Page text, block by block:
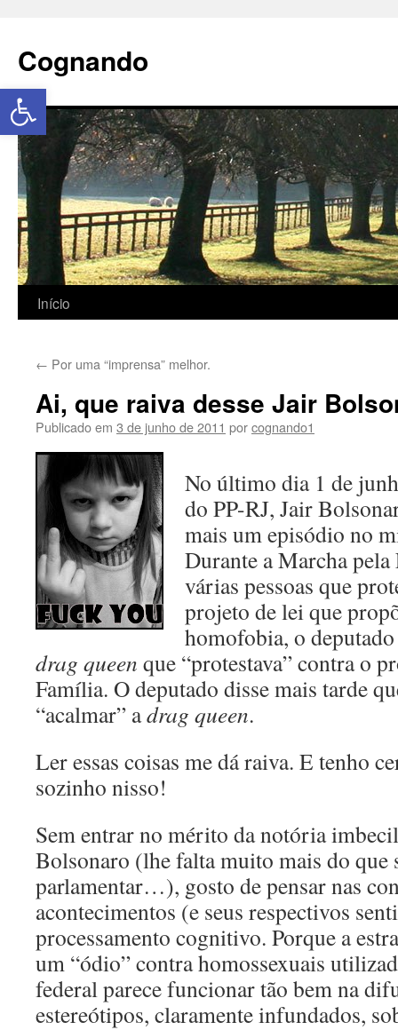
Abrir a barra de ferramentas
Cognando
Início
← Por uma “imprensa” melhor.
Ai, que raiva desse Jair
Publicado em 3 de junho de 2011 porcognando1
No último dia 1 de
do PP-RJ, Jair
mais um episódio no
Durante a Marcha
várias pessoas que
projeto de lei que
homofobia, o
drag queen que “protestava” contra o
Família. O deputado disse mais tarde
“acalmar” adrag queen.
Ler essas coisas me dá raiva. E tenho
sozinho nisso!
Sem entrar no mérito da notória
Bolsonaro (lhe falta muito mais do que
parlamentar…), gosto de pensar nas
acontecimentos (e seus respectivos
processamento cognitivo. Porque a
um “ódio” contra homossexuais
federal parece funcionar tão bem na
estereótipos, claramente infundados,